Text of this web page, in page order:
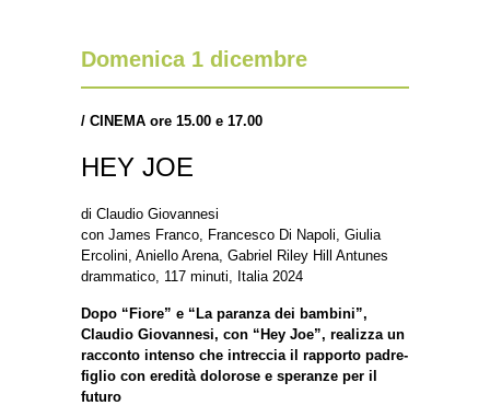
Domenica 1 dicembre
/ CINEMA ore 15.00 e 17.00
HEY JOE
di Claudio Giovannesi
con James Franco, Francesco Di Napoli, Giulia
Ercolini, Aniello Arena, Gabriel Riley Hill Antunes
drammatico, 117 minuti, Italia 2024
Dopo “Fiore” e “La paranza dei bambini”,
Claudio Giovannesi, con “Hey Joe”, realizza un
racconto intenso che intreccia il rapporto padre-
figlio con eredità dolorose e speranze per il
futuro